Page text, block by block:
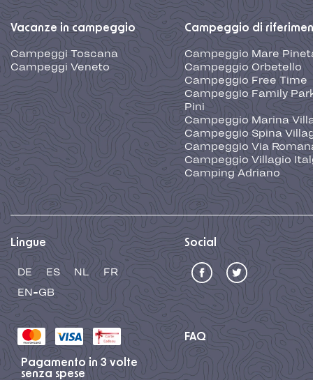
Vacanze in campeggio
Campeggi Toscana
Campeggi Veneto
Campeggio di
Campeggio Mare
Campeggio Orbetello
Campeggio Free Time
Campeggio Family
Pini
Campeggio Marina
Campeggio Spina
Campeggio Via
Campeggio Villagio
Camping Adriano
Lingue
DE ES NL
FR
EN-GB
Social
FAQ
Pagamento in 3 volte
senza spese